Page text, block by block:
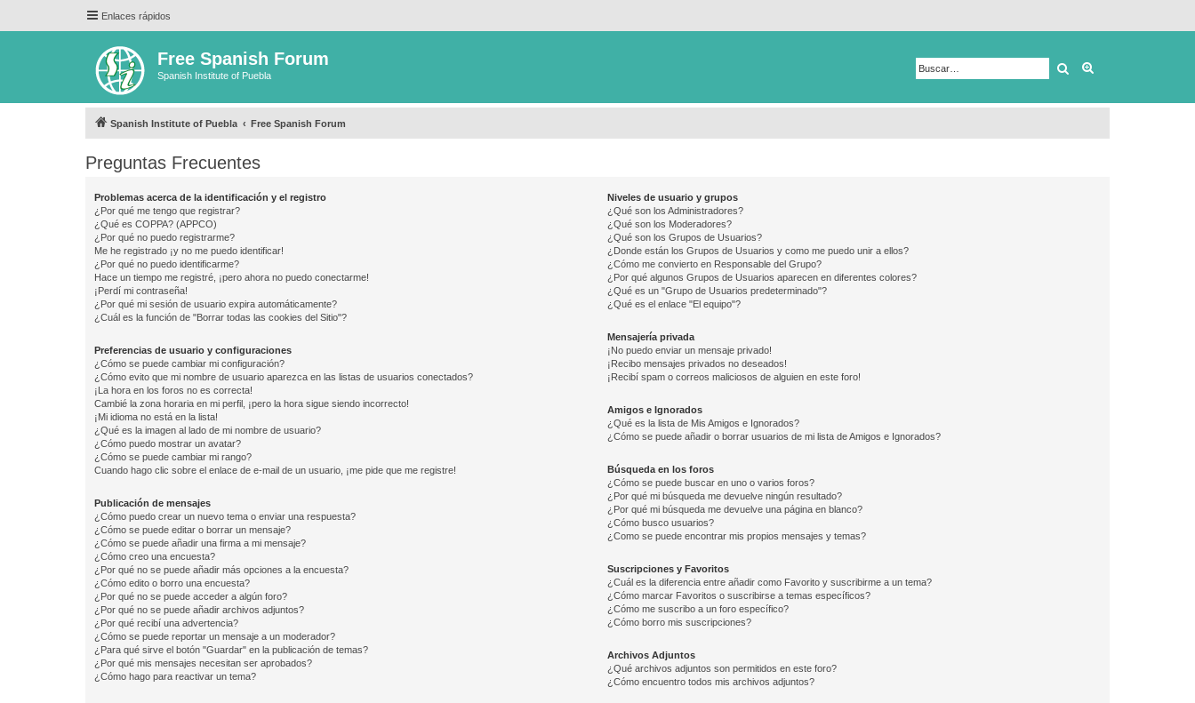
Enlaces rápidos
Free Spanish Forum
Spanish Institute of Puebla Buscar
Spanish Institute of Puebla Free Spanish Forum
Preguntas Frecuentes
Problemas acerca de la identificación y el registro
¿Por qué me tengo que registrar?
¿Qué es COPPA? (APPCO)
¿Por qué no puedo registrarme?
Me he registrado ¡y no me puedo identificar!
¿Por qué no puedo identificarme?
Hace un tiempo me registré, ¡pero ahora no puedo conectarme!
¡Perdí mi contraseña!
¿Por qué mi sesión de usuario expira automáticamente?
¿Cuál es la función de "Borrar todas las cookies del Sitio"?
Preferencias de usuario y configuraciones
¿Cómo se puede cambiar mi configuración?
¿Cómo evito que mi nombre de usuario aparezca en las listas de usuarios conectados?
¡La hora en los foros no es correcta!
Cambié la zona horaria en mi perfil, ¡pero la hora sigue siendo incorrecto!
¡Mi idioma no está en la lista!
¿Qué es la imagen al lado de mi nombre de usuario?
¿Cómo puedo mostrar un avatar?
¿Cómo se puede cambiar mi rango?
Cuando hago clic sobre el enlace de e-mail de un usuario, ¡me pide que me registre!
Publicación de mensajes
¿Cómo puedo crear un nuevo tema o enviar una respuesta?
¿Cómo se puede editar o borrar un mensaje?
¿Cómo se puede añadir una firma a mi mensaje?
¿Cómo creo una encuesta?
¿Por qué no se puede añadir más opciones a la encuesta?
¿Cómo edito o borro una encuesta?
¿Por qué no se puede acceder a algún foro?
¿Por qué no se puede añadir archivos adjuntos?
¿Por qué recibí una advertencia?
¿Cómo se puede reportar un mensaje a un moderador?
¿Para qué sirve el botón "Guardar" en la publicación de temas?
¿Por qué mis mensajes necesitan ser aprobados?
¿Cómo hago para reactivar un tema?
Niveles de usuario y grupos
¿Qué son los Administradores?
¿Qué son los Moderadores?
¿Qué son los Grupos de Usuarios?
¿Donde están los Grupos de Usuarios y como me puedo unir a ellos?
¿Cómo me convierto en Responsable del Grupo?
¿Por qué algunos Grupos de Usuarios aparecen en diferentes colores?
¿Qué es un "Grupo de Usuarios predeterminado"?
¿Qué es el enlace "El equipo"?
Mensajería privada
¡No puedo enviar un mensaje privado!
¡Recibo mensajes privados no deseados!
¡Recibí spam o correos maliciosos de alguien en este foro!
Amigos e Ignorados
¿Qué es la lista de Mis Amigos e Ignorados?
¿Cómo se puede añadir o borrar usuarios de mi lista de Amigos e Ignorados?
Búsqueda en los foros
¿Cómo se puede buscar en uno o varios foros?
¿Por qué mi búsqueda me devuelve ningún resultado?
¿Por qué mi búsqueda me devuelve una página en blanco?
¿Cómo busco usuarios?
¿Como se puede encontrar mis propios mensajes y temas?
Suscripciones y Favoritos
¿Cuál es la diferencia entre añadir como Favorito y suscribirme a un tema?
¿Cómo marcar Favoritos o suscribirse a temas específicos?
¿Cómo me suscribo a un foro específico?
¿Cómo borro mis suscripciones?
Archivos Adjuntos
¿Qué archivos adjuntos son permitidos en este foro?
¿Cómo encuentro todos mis archivos adjuntos?